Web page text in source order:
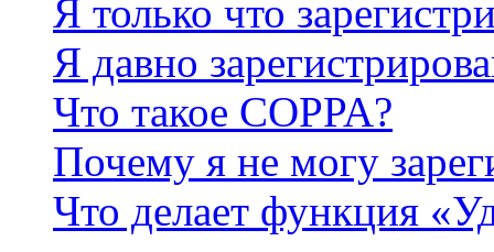
Я только что
Я давно
Что такое COPPA?
Почему я не могу
Что делает функция